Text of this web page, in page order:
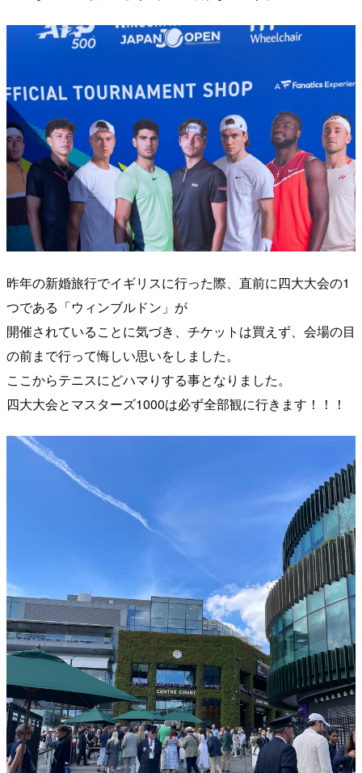
昨年の新婚旅行でイギリスに行った際、直前に四大大会の1
つである「ウィンブルドン」が
開催されていることに気づき、チケットは買えず、会場の目
の前まで行って悔しい思いをしました。
ここからテニスにどハマりする事となりました。
四大大会とマスターズ1000は必ず全部観に行きます！！！